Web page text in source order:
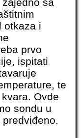
otkaza i
prvo
ispitati
te
Ovde
sondu u